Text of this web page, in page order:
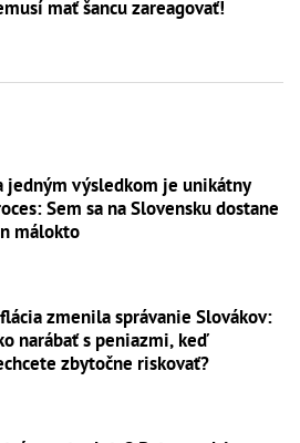
mať šancu zareagovať!
jedným výsledkom je unikátny
Sem sa na Slovensku dostane
málokto
zmenila správanie Slovákov:
narábať s peniazmi, keď
zbytočne riskovať?